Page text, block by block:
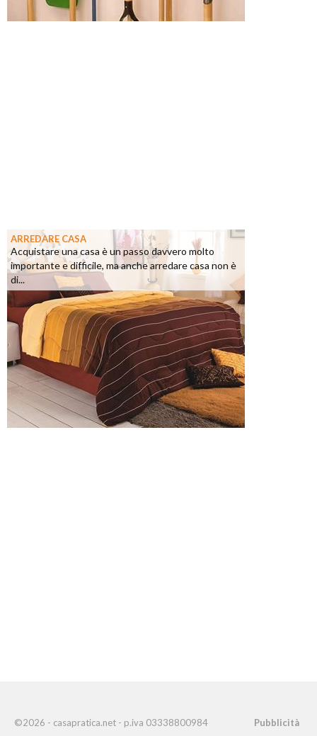
ARREDARE CASA
Acquistare una casa è un passo davvero molto
importante e difficile, ma anche arredare casa non è
di...
©2026 - casapratica.net - p.iva 03338800984 Pubblicità